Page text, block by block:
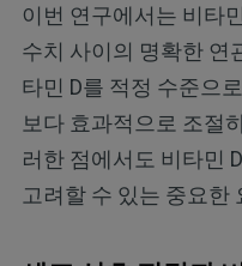
이번 연구에서는 비타
수치 사이의 명확한 연
타민 D를 적정 수준으
보다 효과적으로 조절
러한 점에서도 비타민
고려할 수 있는 중요한